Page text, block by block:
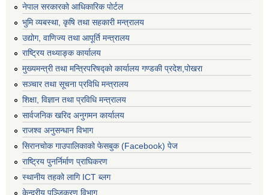
नेपाल सरकारको आधिकारिक पोर्टल
भुमि व्यबस्था, कृषि तथा सहकारी मन्त्रालय
उद्योग, वाणिज्य तथा आपूर्ति मन्त्रालय
राष्ट्रिय तथ्याङ्क कार्यालय
मुख्यमन्त्री तथा मन्त्रिपरिषद्को कार्यालय गण्डकी प्रदेश,पोखरा
सञ्‍चार तथा सूचना प्रविधि मन्त्रालय
शिक्षा, विज्ञान तथा प्रविधि मन्त्रालय
सार्वजनिक खरिद अनुगमन कार्यालय
राजश्व अनुसन्धान विभाग
सिरानचोक गाउपालिकाको फेसबुक (Facebook) पेज
राष्ट्रिय पुनर्निर्माण प्राघिकरण
स्थानीय तहको लागि ICT ब्लग
केन्द्रीय पञ्जिकरण विभाग